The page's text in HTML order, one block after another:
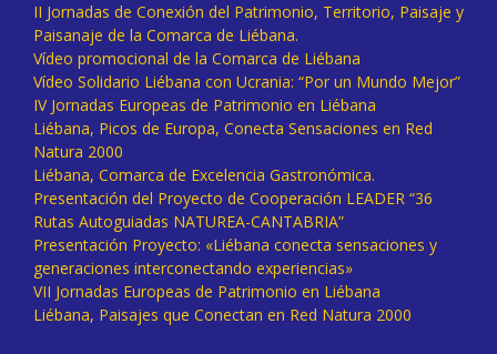
II Jornadas de Conexión del Patrimonio, Territorio, Paisaje y
Paisanaje de la Comarca de Liébana.
Vídeo promocional de la Comarca de Liébana
Vídeo Solidario Liébana con Ucrania: “Por un Mundo Mejor”
IV Jornadas Europeas de Patrimonio en Liébana
Liébana, Picos de Europa, Conecta Sensaciones en Red
Natura 2000
Liébana, Comarca de Excelencia Gastronómica.
Presentación del Proyecto de Cooperación LEADER “36
Rutas Autoguiadas NATUREA-CANTABRIA”
Presentación Proyecto: «Liébana conecta sensaciones y
generaciones interconectando experiencias»
VII Jornadas Europeas de Patrimonio en Liébana
Liébana, Paisajes que Conectan en Red Natura 2000